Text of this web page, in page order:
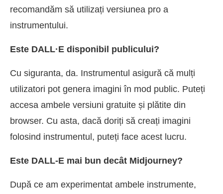
recomandăm să utilizați versiunea pro a
instrumentului.
Este DALL·E disponibil publicului?
Cu siguranta, da. Instrumentul asigură că mulți
utilizatori pot genera imagini în mod public. Puteți
accesa ambele versiuni gratuite și plătite din
browser. Cu asta, dacă doriți să creați imagini
folosind instrumentul, puteți face acest lucru.
Este DALL-E mai bun decât Midjourney?
După ce am experimentat ambele instrumente,